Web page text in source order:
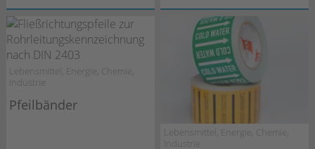
Lebensmittel, Energie, Chemie,
Industrie
Pfeilbänder
Lebensmittel, Energie, Chemie,
Industrie